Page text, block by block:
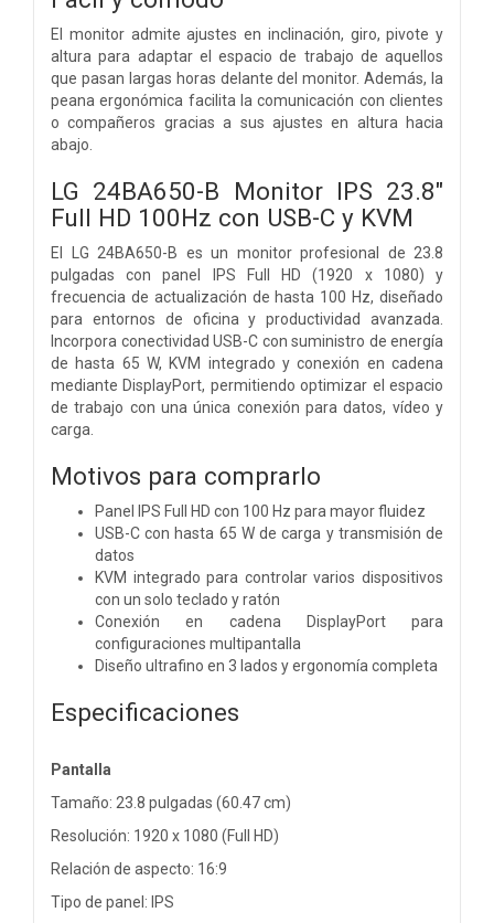
El monitor admite ajustes en inclinación, giro, pivote y
altura para adaptar el espacio de trabajo de aquellos
que pasan largas horas delante del monitor. Además, la
peana ergonómica facilita la comunicación con clientes
o compañeros gracias a sus ajustes en altura hacia
abajo.
LG 24BA650-B Monitor IPS 23.8"
Full HD 100Hz con USB-C y KVM
El LG 24BA650-B es un monitor profesional de 23.8
pulgadas con panel IPS Full HD (1920 x 1080) y
frecuencia de actualización de hasta 100 Hz, diseñado
para entornos de oficina y productividad avanzada.
Incorpora conectividad USB-C con suministro de energía
de hasta 65 W, KVM integrado y conexión en cadena
mediante DisplayPort, permitiendo optimizar el espacio
de trabajo con una única conexión para datos, vídeo y
carga.
Motivos para comprarlo
Panel IPS Full HD con 100 Hz para mayor fluidez
USB-C con hasta 65 W de carga y transmisión de
datos
KVM integrado para controlar varios dispositivos
con un solo teclado y ratón
Conexión en cadena DisplayPort para
configuraciones multipantalla
Diseño ultrafino en 3 lados y ergonomía completa
Especificaciones
Pantalla
Tamaño: 23.8 pulgadas (60.47 cm)
Resolución: 1920 x 1080 (Full HD)
Relación de aspecto: 16:9
Tipo de panel: IPS